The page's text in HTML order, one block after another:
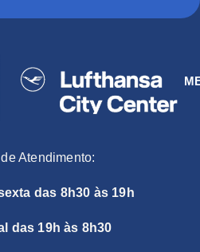
Atendimento:
das 8h30 às 19h
das 19h às 8h30